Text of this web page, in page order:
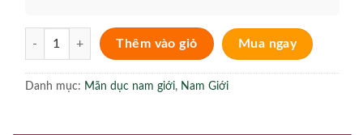
Viageon vỉ 4 viên Giúp Làm Tăng Sinh Lý Cho Nam Giới số lượng
Thêm vào giỏ Mua ngay
Danh mục: Mãn dục nam giới, Nam Giới